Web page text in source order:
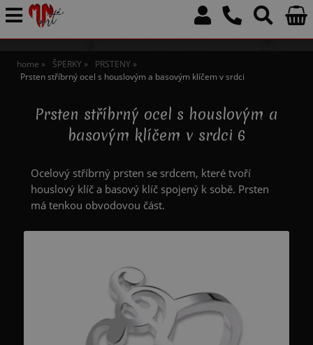
home ŠPERKY
PRSTENY
Prsten stříbrný ocel s houslovým a basovým klíčem v srdci
Prsten stříbrný ocel s houslovým a
basovým klíčem v srdci 6
Ocelový stříbrný prsten se srdcem, které tvoří
houslový klíč a basový klíč spojený k sobě. Prsten
má tenkou obvodovou část.